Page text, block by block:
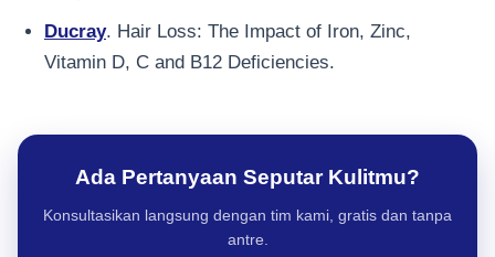
Ducray. Hair Loss: The Impact of Iron, Zinc,
Vitamin D, C and B12 Deficiencies.
Ada Pertanyaan Seputar Kulitmu?
Konsultasikan langsung dengan tim kami, gratis dan tanpa
antre.